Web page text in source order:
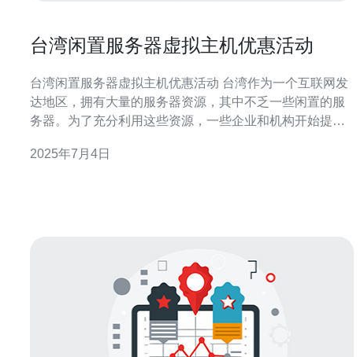
台湾闲置服务器虚拟主机优惠活动
台湾闲置服务器虚拟主机优惠活动 台湾作为一个互联网发
达地区，拥有大量的服务器资源，其中不乏一些闲置的服
务器。为了充分利用这些资源，一些企业和机构开始提供
湾服务器虚拟主机提供商推出了优惠活动。这些优惠活动
2025年7月4日